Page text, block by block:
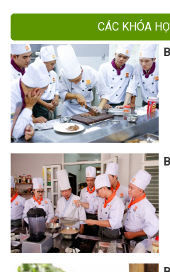
CÁC KHÓA